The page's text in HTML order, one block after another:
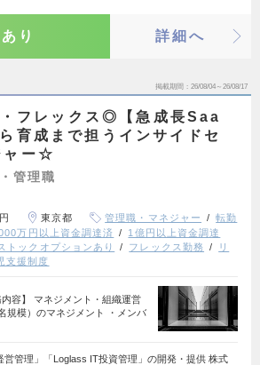
り 詳細へ
掲載期間 26/08/04～26/08/17
・フレックス◎【急成長Saa
育成まで担うインサイドセ
ャー☆
管理職
東京都 管理職・マネジャー
転勤
万円以上資金調達済
1億円以上資金調達
トックオプションあり フレックス勤務
リ
支援制度
内容】 マネジメント・組織運営
規模）のマネジメント ・メンバ
営管理」「Loglass IT投資管理」の開発・提供 株式